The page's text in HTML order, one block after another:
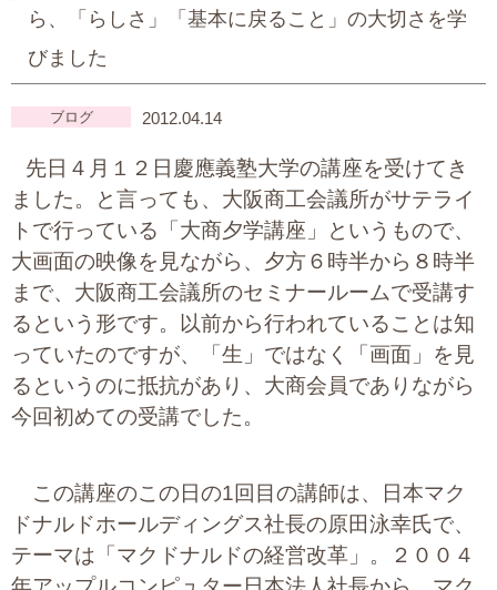
ら、「らしさ」「基本に戻ること」の大切さを学
びました
ブログ 2012.04.14
先日４月１２日慶應義塾大学の講座を受けてき
ました。と言っても、大阪商工会議所がサテライ
トで行っている「大商夕学講座」というもので、
大画面の映像を見ながら、夕方６時半から８時半
まで、大阪商工会議所のセミナールームで受講す
るという形です。以前から行われていることは知
っていたのですが、「生」ではなく「画面」を見
るというのに抵抗があり、大商会員でありながら
今回初めての受講でした。
この講座のこの日の1回目の講師は、日本マク
ドナルドホールディングス社長の原田泳幸氏で、
テーマは「マクドナルドの経営改革」。２００４
会社設立・独立のお手伝い
その他各種手続き
費用の目安
実績一覧
よくあるご質問
新着情報
お問い合わせ